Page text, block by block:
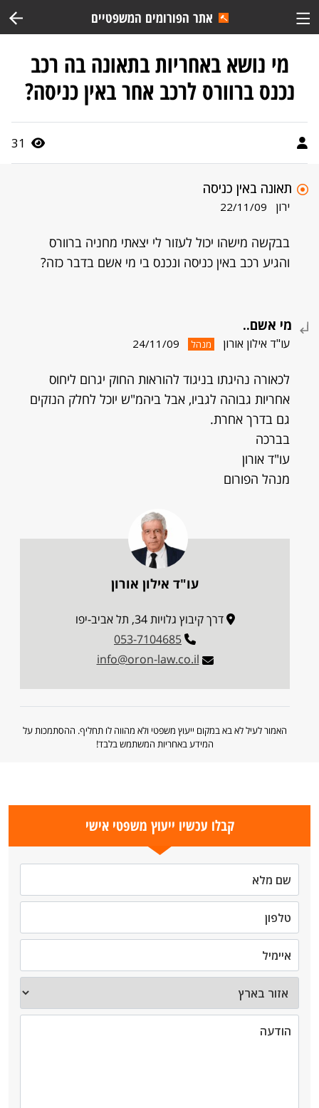
אתר הפורומים המשפטיים
מי נושא באחריות בתאונה בה רכב
נכנס ברוורס לרכב אחר באין כניסה?
31
תאונה באין כניסה
ירון 22/11/09
בבקשה מישהו יכול לעזור לי יצאתי מחניה ברוורס
והגיע רכב באין כניסה ונכנס בי מי אשם בדבר כזה?
מי אשם..
עו"ד אילון אורון מנהל 24/11/09
לכאורה נהיגתו בניגוד להוראות החוק יגרום ליחוס
אחריות גבוהה לגביו, אבל ביהמ"ש יוכל לחלק הנזקים
גם בדרך אחרת.
בברכה
עו"ד אורון
מנהל הפורום
עו"ד אילון אורון
דרך קיבוץ גלויות 34, תל אביב-יפו
053-7104685
info@oron-law.co.il
האמור לעיל לא בא במקום ייעוץ משפטי ולא מהווה לו תחליף. ההסתמכות על
המידע באחריות המשתמש בלבד!
קבלו עכשיו ייעוץ משפטי אישי